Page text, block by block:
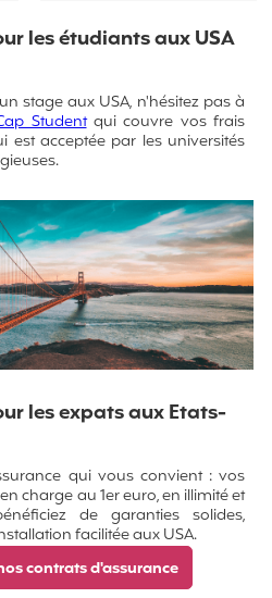
les étudiants aux USA
stage aux USA, n'hésitez pas à
Studentqui couvre vos frais
est acceptée par les universités
les expats aux Etats-
qui vous convient : vos
charge au 1er euro, en illimité et
de garanties solides,
facilitée aux USA.
contrats d'assurance